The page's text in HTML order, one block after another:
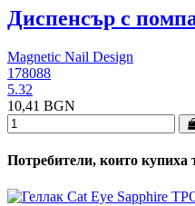
Диспенсър с
Magnetic Nail Design
178088
5.32
10,41 BGN
Потребители, които купиха